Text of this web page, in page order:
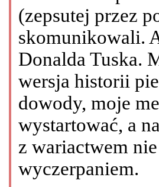
(zepsutej przez
skomunikowali.
Donalda Tuska.
wersja historii
dowody, moje
wystartować, a
z wariactwem
wyczerpaniem.